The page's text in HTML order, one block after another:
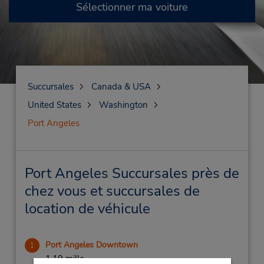
Sélectionner ma voiture
Succursales
Canada & USA
United States
Washington
Port Angeles
Port Angeles Succursales près de
chez vous et succursales de
location de véhicule
1 Port Angeles Downtown
1.19 mille